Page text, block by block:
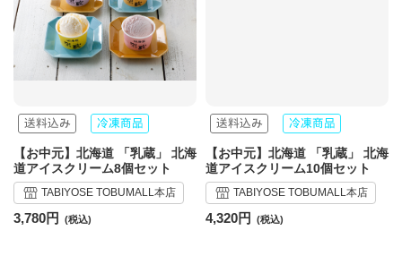
【お中元】北海道 「乳蔵」 北海
道アイスクリーム8個セット
TABIYOSE TOBUMALL本店
3,780円
【お中元】北海道 「乳蔵」 北海
道アイスクリーム10個セット
TABIYOSE TOBUMALL本店
4,320円